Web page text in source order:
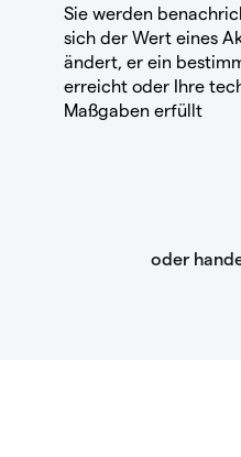
Sie werden
sich der Wert eines
ändert, er ein
erreicht oder Ihre
Maßgaben erfüllt